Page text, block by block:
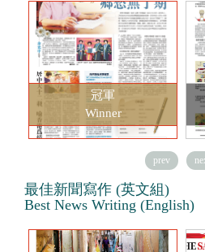
冠軍
Winner
prev
最佳新聞寫作 (英文組)
Best News Writing (English)